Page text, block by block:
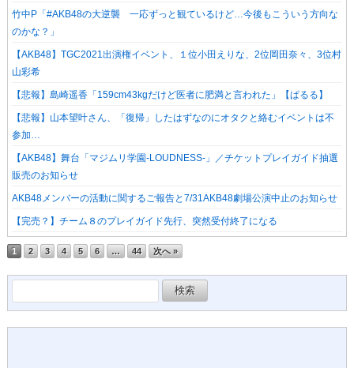
竹中P「#AKB48の大逆襲 一応ずっと観ているけど…今後もこういう方向な
のかな？」
【AKB48】TGC2021出演権イベント、１位小田えりな、2位岡田奈々、3位村
山彩希
【悲報】島崎遥香「159cm43kgだけど医者に肥満と言われた」【ぱるる】
【悲報】山本望叶さん、「復帰」したはずなのにオタクと絡むイベントは不
参加…
【AKB48】舞台「マジムリ学園-LOUDNESS-」／チケットプレイガイド抽選
販売のお知らせ
AKB48メンバーの活動に関するご報告と7/31AKB48劇場公演中止のお知らせ
【完売？】チーム８のプレイガイド先行、突然受付終了になる
1 2 3 4 5 6 … 44 次へ »
索: